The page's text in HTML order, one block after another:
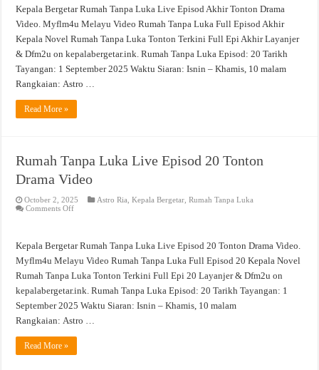
Live
Episod
Akhir
Drama
Kepala Bergetar Rumah Tanpa Luka Live Episod Akhir Tonton Drama
Video. Myflm4u Melayu Video Rumah Tanpa Luka Full Episod Akhir
Kepala Novel Rumah Tanpa Luka Tonton Terkini Full Epi Akhir Layanjer
& Dfm2u on kepalabergetar.ink. Rumah Tanpa Luka Episod: 20 Tarikh
Tayangan: 1 September 2025 Waktu Siaran: Isnin – Khamis, 10 malam
Rangkaian: Astro …
Read More »
Rumah Tanpa Luka Live Episod 20 Tonton
Drama Video
October 2, 2025 Astro Ria ,Kepala Bergetar ,Rumah Tanpa Luka
Comments Offon
Live
Episod
20
Tonton
Drama
Kepala Bergetar Rumah Tanpa Luka Live Episod 20 Tonton Drama Video.
Myflm4u Melayu Video Rumah Tanpa Luka Full Episod 20 Kepala Novel
Rumah Tanpa Luka Tonton Terkini Full Epi 20 Layanjer & Dfm2u on
kepalabergetar.ink. Rumah Tanpa Luka Episod: 20 Tarikh Tayangan: 1
September 2025 Waktu Siaran: Isnin – Khamis, 10 malam
Rangkaian: Astro …
Read More »